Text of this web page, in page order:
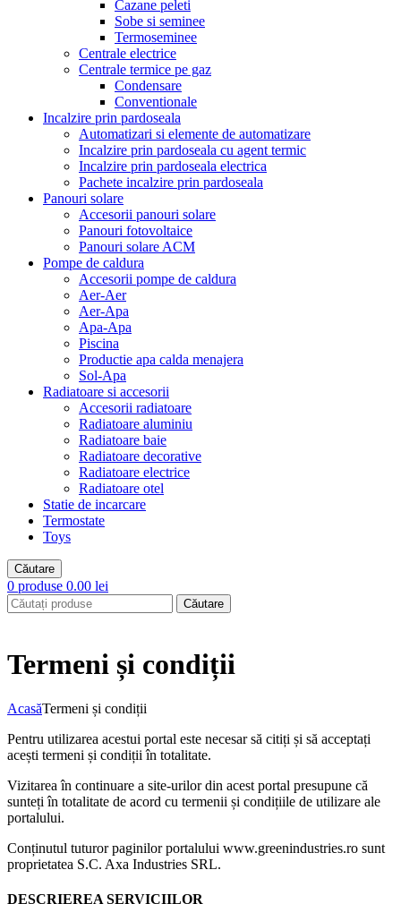
Cazane peleti
Sobe si seminee
Termoseminee
Centrale electrice
Centrale termice pe gaz
Condensare
Conventionale
Incalzire prin pardoseala
Automatizari si elemente de automatizare
Incalzire prin pardoseala cu agent termic
Incalzire prin pardoseala electrica
Pachete incalzire prin pardoseala
Panouri solare
Accesorii panouri solare
Panouri fotovoltaice
Panouri solare ACM
Pompe de caldura
Accesorii pompe de caldura
Aer-Aer
Aer-Apa
Apa-Apa
Piscina
Productie apa calda menajera
Sol-Apa
Radiatoare si accesorii
Accesorii radiatoare
Radiatoare aluminiu
Radiatoare baie
Radiatoare decorative
Radiatoare electrice
Radiatoare otel
Statie de incarcare
Termostate
Toys
Căutare
0 produse 0.00 lei
Căutare
Termeni și condiții
AcasăTermeni și condiții
Pentru utilizarea acestui portal este necesar să citiți și să acceptați
acești termeni și condiții în totalitate.
Vizitarea în continuare a site-urilor din acest portal presupune că
sunteți în totalitate de acord cu termenii și condițiile de utilizare ale
portalului.
Conținutul tuturor paginilor portalului www.greenindustries.ro sunt
proprietatea S.C. Axa Industries SRL.
DESCRIEREA SERVICIILOR